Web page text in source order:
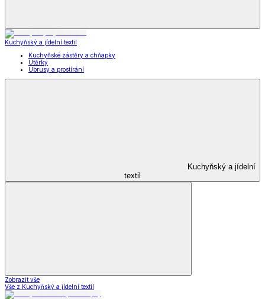
Kuchyňský a jídelní textil
Kuchyňské zástěry a chňapky
Utěrky
Ubrusy a prostírání
Kuchyňský a jídelní
textil
Zobrazit vše
Vše z Kuchyňský a jídelní textil